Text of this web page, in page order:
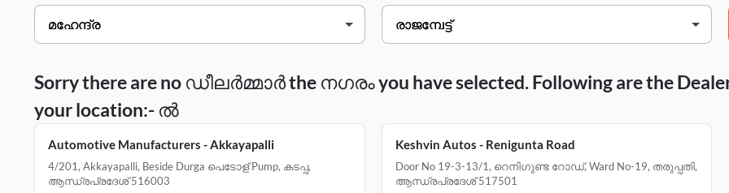
Sorry there are no ഡീലർമ്മാർ the നഗരം you have selected. Following are the
your location:- ൽ
Automotive Manufacturers - Akkayapalli
4/201, Akkayapalli, Beside Durga പെടോള് Pump, കടപ്പ,
ആന്ധ്രപ്രദേശ് 516003
Keshvin Autos - Renigunta Road
Door No 19-3-13/1, റെനിഗുണ്ട റോഡ്, Ward No-19, തരുപ്പതി,
ആന്ധ്രപ്രദേശ് 517501